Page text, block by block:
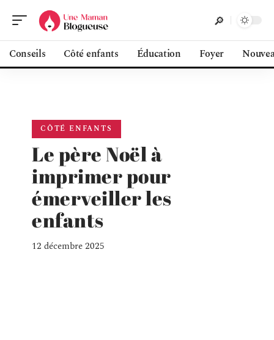
Conseils Côté enfants Éducation Foyer
CÔTÉ ENFANTS
Le père Noël à
imprimer pour
émerveiller les
enfants
12 décembre 2025